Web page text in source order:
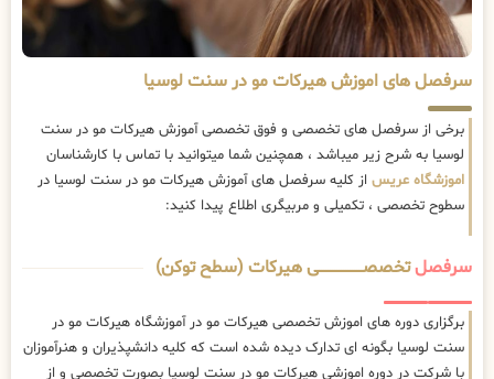
سرفصل های اموزش هیرکات مو در سنت لوسیا
برخی از سرفصل های تخصصی و فوق تخصصی آموزش هیرکات مو در سنت
لوسیا به شرح زیر میباشد ، همچنین شما میتوانید با تماس با کارشناسان
اموزشگاه عریس از کلیه سرفصل های آموزش هیرکات مو در سنت لوسیا در
سطوح تخصصی ، تکمیلی و مربیگری اطلاع پیدا کنید:
سرفصلتخصصــــــــــــــــــــی هیرکات (سطح توکن)
برگزاری دوره های اموزش تخصصی هیرکات مو در آموزشگاه هیرکات مو در
سنت لوسیا بگونه ای تدارک دیده شده است که کلیه دانشپذیران و هنرآموزان
با شرکت در دوره اموزشی هیرکات مو در سنت لوسیا بصورت تخصصی و از